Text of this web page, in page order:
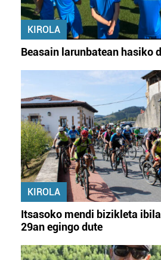
KIROLA
Beasain larunbatean hasiko
KIROLA
Itsasoko mendi bizikleta
29an egingo dute